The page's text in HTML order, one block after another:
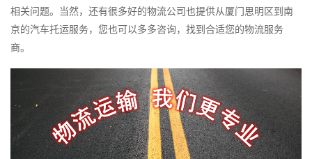
相关问题。当然，还有很多好的物流公司也提供从厦门思明区到南
京的汽车托运服务，您也可以多多咨询，找到合适您的物流服务
商。